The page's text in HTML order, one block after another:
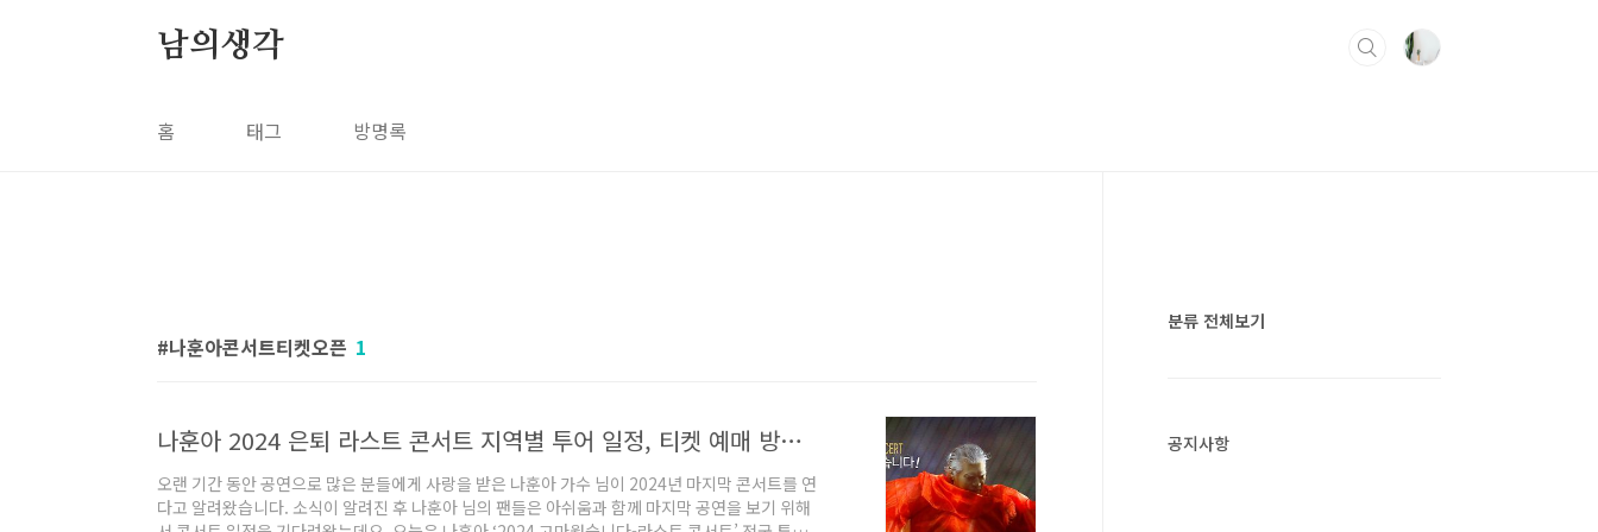
남의생각
홈 태그 방명록
나훈아콘서트티켓오픈 1
나훈아 2024 은퇴 라스트 콘서트 지역별 투어 일정, 티켓 예매 방법 및 티켓 오픈
오랜 기간 동안 공연으로 많은 분들에게 사랑을 받은 나훈아 가수 님이 2024년 마지막 콘서트를 연
다고 알려왔습니다. 소식이 알려진 후 나훈아 님의 팬들은 아쉬움과 함께 마지막 공연을 보기 위해
분류 전체보기
공지사항